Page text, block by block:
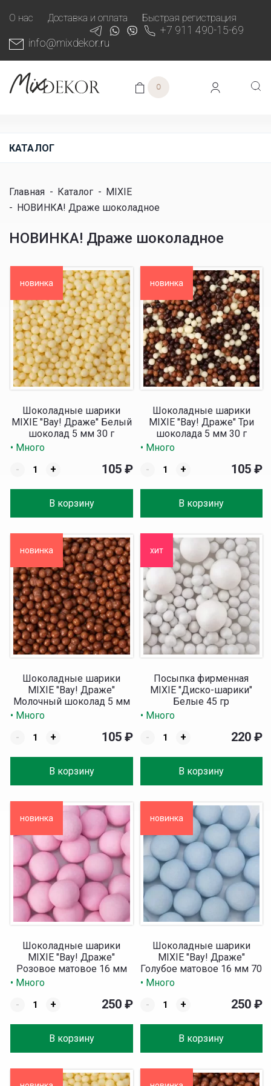
О нас Доставка и оплата Быстрая регистрация
+7 911 490-15-69
info@mixdekor.ru
0
КАТАЛОГ
Главная - Каталог - MIXIE
- НОВИНКА! Драже шоколадное
НОВИНКА! Драже шоколадное
новинка
Шоколадные шарики
MIXIE "Вау! Драже" Белый
шоколад 5 мм 30 г
• Много
-
+
В корзину
105 ₽
новинка
Шоколадные шарики
MIXIE "Вау! Драже" Три
шоколада 5 мм 30 г
• Много
-
+
В корзину
105 ₽
новинка
Шоколадные шарики
MIXIE "Вау! Драже"
Молочный шоколад 5 мм
• Много
-
+
В корзину
105 ₽
хит
Посыпка фирменная
MIXIE "Диско-шарики"
Белые 45 гр
• Много
-
+
В корзину
220 ₽
новинка
Шоколадные шарики
MIXIE "Вау! Драже"
Розовое матовое 16 мм
• Много
-
+
В корзину
250 ₽
новинка
Шоколадные шарики
MIXIE "Вау! Драже"
Голубое матовое 16 мм 70
• Много
-
+
В корзину
250 ₽